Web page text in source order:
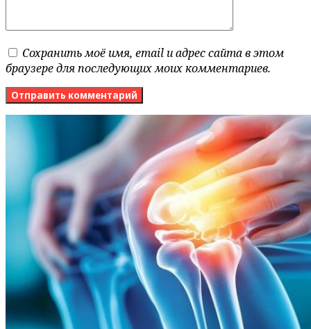
Сохранить моё имя, email и адрес сайта в этом
браузере для последующих моих комментариев.